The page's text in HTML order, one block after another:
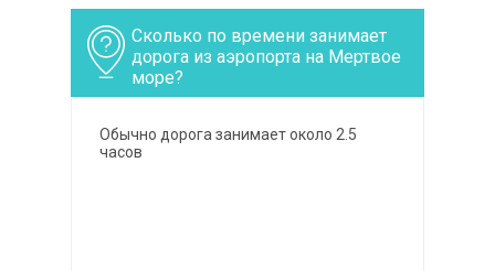
Сколько по времени занимает
дорога из аэропорта на Мертвое
море?
Обычно дорога занимает около 2.5
часов